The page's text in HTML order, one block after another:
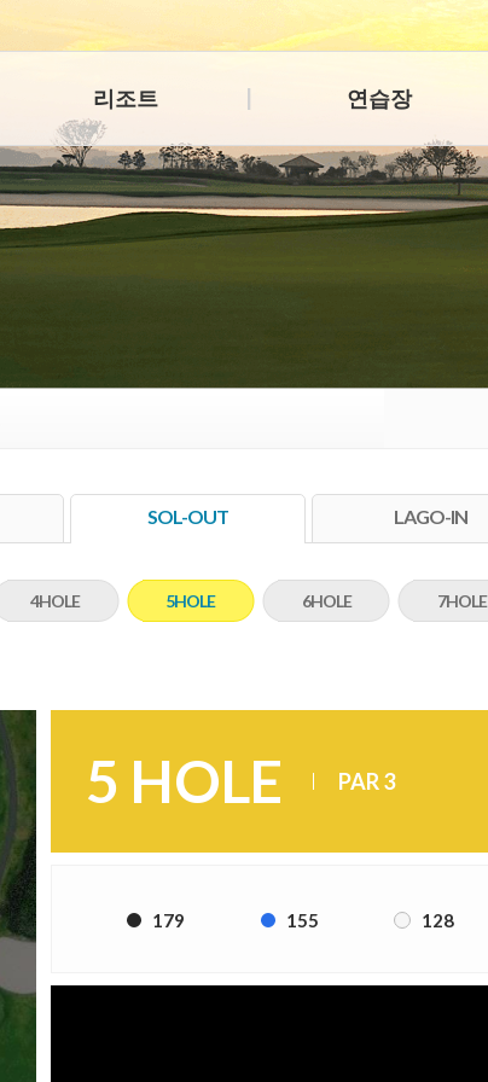
리조트 연습장
SOL-OUT LAGO-IN
4HOLE 5HOLE 6HOLE 7HOLE
5 HOLE PAR 3
179 155 128
다음